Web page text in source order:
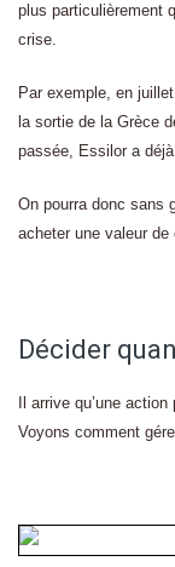
plus particulièrement
crise.
Par exemple, en
la sortie de la Grèce
passée, Essilor a
On pourra donc sans
acheter une valeur
Décider
Il arrive qu’une
Voyons comment